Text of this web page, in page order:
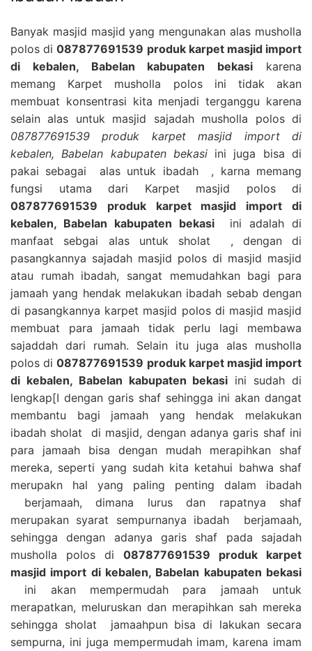
Banyak masjid masjid yang mengunakan alas musholla
polos di087877691539 produk karpet masjid import
di kebalen, Babelan kabupaten bekasi karena
memang Karpet musholla polos ini tidak akan
membuat konsentrasi kita menjadi terganggu karena
selain alas untuk masjid sajadah musholla polos di
087877691539 produk karpet masjid import di
kebalen, Babelan kabupaten bekasiini juga bisa di
pakai sebagai alas untuk ibadah , karna memang
fungsi utama dari Karpet masjid polos di
087877691539 produk karpet masjid import di
kebalen, Babelan kabupaten bekasi ini adalah di
manfaat sebgai alas untuk sholat , dengan di
pasangkannya sajadah masjid polos di masjid masjid
atau rumah ibadah, sangat memudahkan bagi para
jamaah yang hendak melakukan ibadah sebab dengan
di pasangkannya karpet masjid polos di masjid masjid
membuat para jamaah tidak perlu lagi membawa
sajaddah dari rumah. Selain itu juga alas musholla
polos di087877691539 produk karpet masjid import
di kebalen, Babelan kabupaten bekasi ini sudah di
lengkap[I dengan garis shaf sehingga ini akan dangat
membantu bagi jamaah yang hendak melakukan
ibadah sholat di masjid, dengan adanya garis shaf ini
para jamaah bisa dengan mudah merapihkan shaf
mereka, seperti yang sudah kita ketahui bahwa shaf
merupakn hal yang paling penting dalam ibadah
berjamaah, dimana lurus dan rapatnya shaf
merupakan syarat sempurnanya ibadah berjamaah,
sehingga dengan adanya garis shaf pada sajadah
musholla polos di 087877691539 produk karpet
masjid import di kebalen, Babelan kabupaten bekasi
ini akan mempermudah para jamaah untuk
merapatkan, meluruskan dan merapihkan sah mereka
sehingga sholat jamaahpun bisa di lakukan secara
sempurna, ini juga mempermudah imam, karena imam